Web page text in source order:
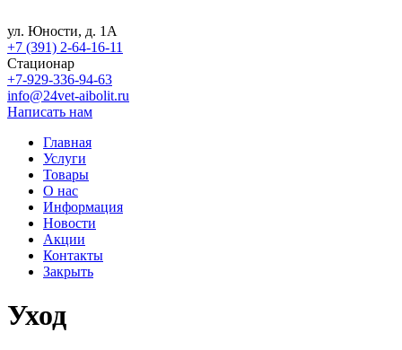
ул. Юности, д. 1А
+7 (391) 2-64-16-11
Стационар
+7-929-336-94-63
info@24vet-aibolit.ru
Написать нам
Главная
Услуги
Товары
О нас
Информация
Новости
Акции
Контакты
Закрыть
Уход